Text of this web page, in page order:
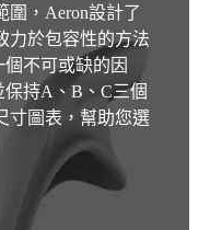
圍，Aeron設計了
力於包容性的方法
不可或缺的因
持A、B、C三個
寸圖表，幫助您選